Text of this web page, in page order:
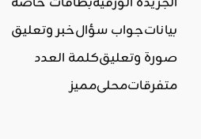
بياناتجواب سؤالخبر وتعليق
صورة وتعليقكلمة العدد
متفرقاتمحليمميز